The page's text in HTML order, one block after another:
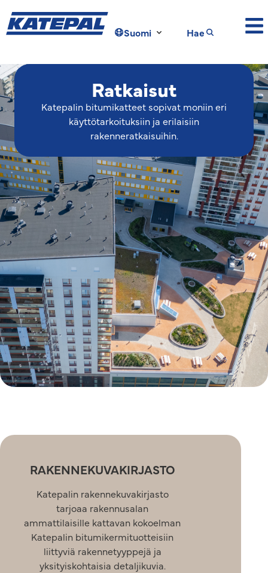
Suomi Hae
Ratkaisut
Katepalin bitumikatteet sopivat moniin eri
käyttötarkoituksiin ja erilaisiin
rakenneratkaisuihin.
RAKENNEKUVAKIRJASTO
Katepalin rakennekuvakirjasto
tarjoaa rakennusalan
ammattilaisille kattavan kokoelman
Katepalin bitumikermituotteisiin
liittyviä rakennetyyppejä ja
yksityiskohtaisia detaljikuvia.